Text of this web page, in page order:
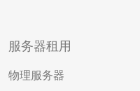
服务器租用
物理服务器